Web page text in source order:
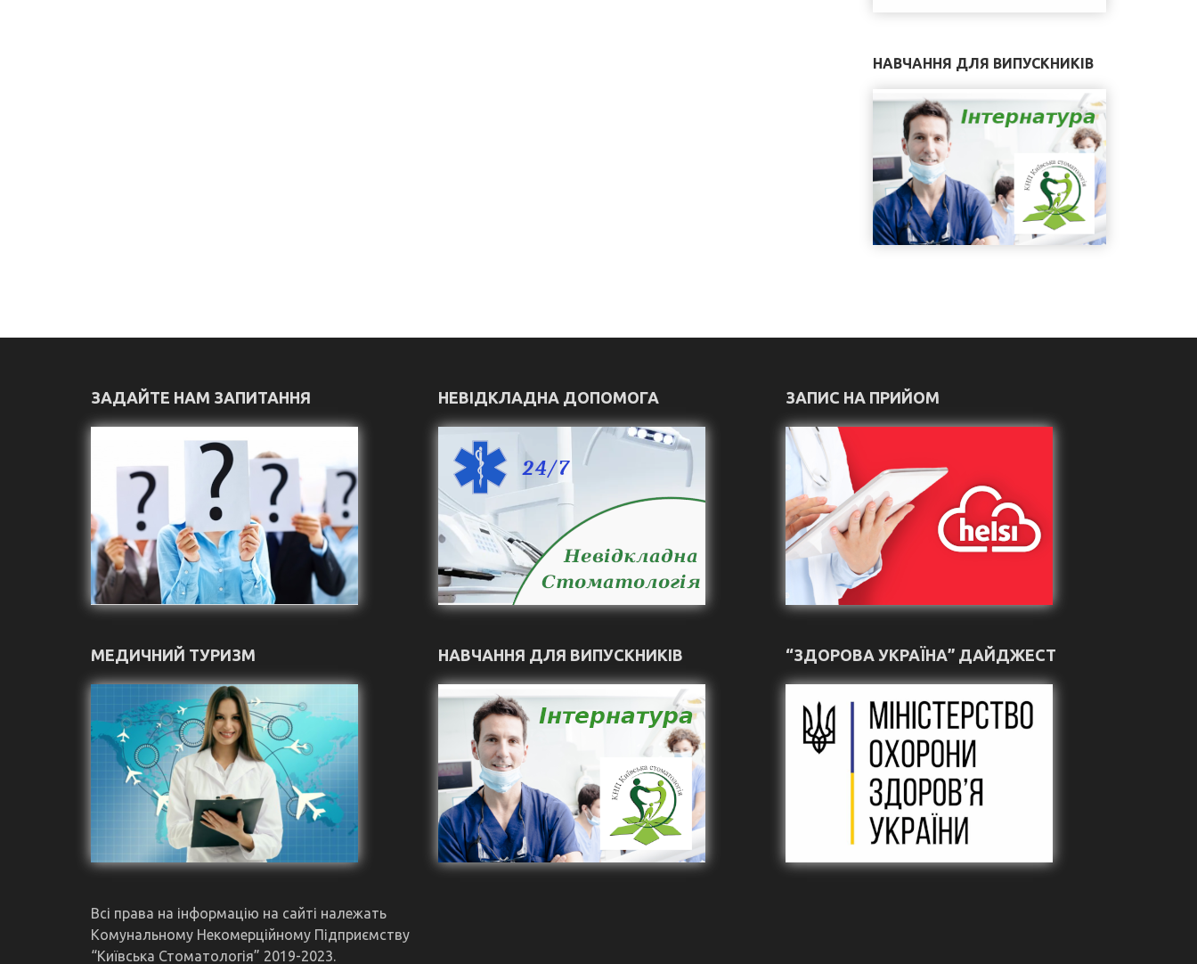
НАВЧАННЯ ДЛЯ ВИПУСКНИКІВ
ЗАДАЙТЕ НАМ ЗАПИТАННЯ
МЕДИЧНИЙ ТУРИЗМ
Всі права на інформацію на сайті належать
Комунальному Некомерційному Підприємству
“Київська Стоматологія” 2019-2023.
НЕВІДКЛАДНА ДОПОМОГА
НАВЧАННЯ ДЛЯ ВИПУСКНИКІВ
ЗАПИС НА ПРИЙОМ
“ЗДОРОВА УКРАЇНА” ДАЙДЖЕСТ